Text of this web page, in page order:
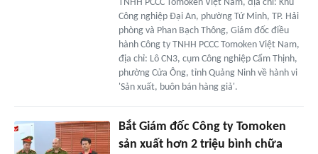
TNHH PCCC Tomoken Việt Nam, địa chỉ: Khu
Công nghiệp Đại An, phường Tứ Minh, TP. Hải
phòng và Phan Bạch Thông, Giám đốc điều
hành Công ty TNHH PCCC Tomoken Việt Nam,
địa chỉ: Lô CN3, cụm Công nghiệp Cẩm Thịnh,
phường Cửa Ông, tỉnh Quảng Ninh về hành vi
'Sản xuất, buôn bán hàng giả'.
Bắt Giám đốc Công ty Tomoken
sản xuất hơn 2 triệu bình chữa